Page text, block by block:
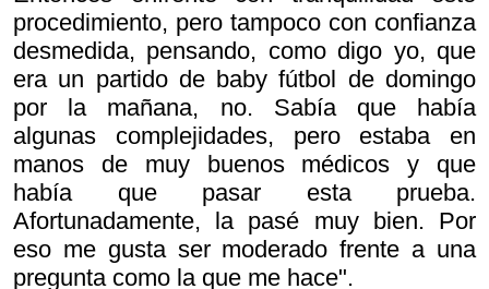
procedimiento, pero tampoco con confianza
desmedida, pensando, como digo yo, que
era un partido de baby fútbol de domingo
por la mañana, no. Sabía que había
algunas complejidades, pero estaba en
manos de muy buenos médicos y que
había que pasar esta prueba.
Afortunadamente, la pasé muy bien. Por
eso me gusta ser moderado frente a una
pregunta como la que me hace".